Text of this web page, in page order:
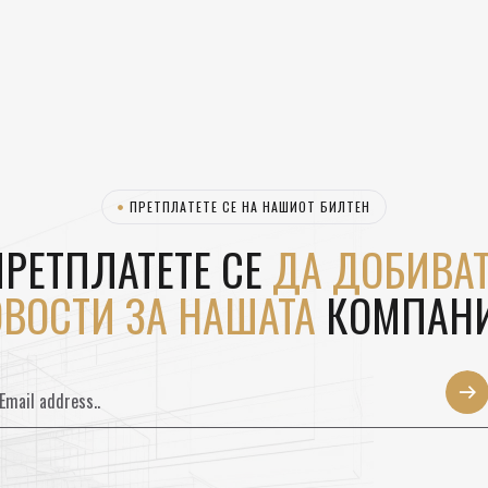
ПРЕТПЛАТЕТЕ СЕ НА НАШИОТ БИЛТЕН
СЕДА
ЗА НАШАТА